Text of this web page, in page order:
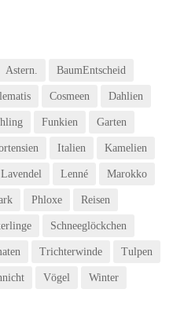
Astern. BaumEntscheid
Cosmeen Dahlien
Funkien Garten
Italien Kamelien
Lavendel Lenné Marokko
Phloxe Reisen
Schneeglöckchen
Trichterwinde Tulpen
Vögel Winter